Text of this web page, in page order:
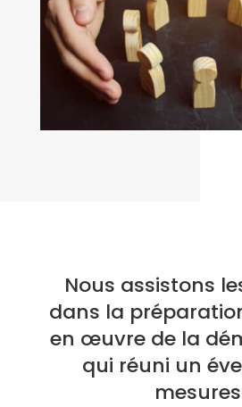
Nous assistons
dans la
en œuvre de la
qui réuni un